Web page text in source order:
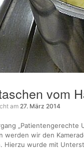
vom
am 27. März 2014
„Patientengerechte
werden wir den
Hierzu wurde mit